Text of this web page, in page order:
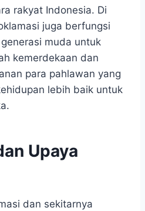
rakyat Indonesia. Di
juga berfungsi
muda untuk
kemerdekaan dan
para pahlawan yang
lebih baik untuk
Upaya
dan sekitarnya